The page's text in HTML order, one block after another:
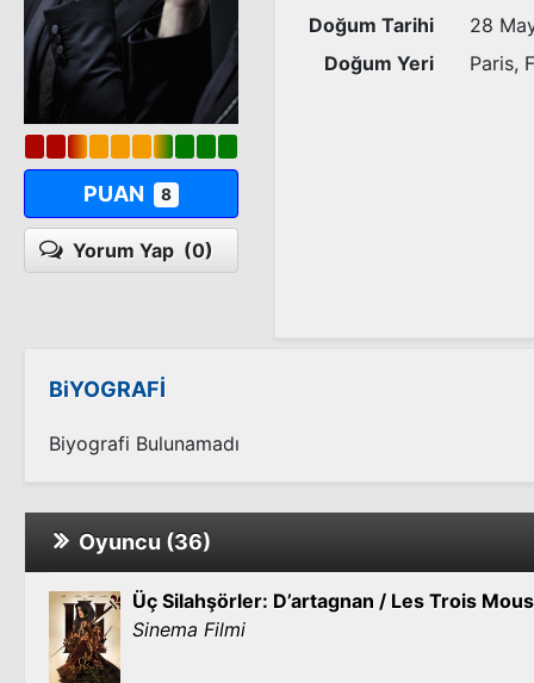
PUAN 8
Yorum Yap (0)
Doğum Tarihi
28
Doğum Yeri
Paris,
BiYOGRAFİ
Biyografi Bulunamadı
Oyuncu (36)
Üç Silahşörler: D’artagnan / Les Trois
Sinema Filmi